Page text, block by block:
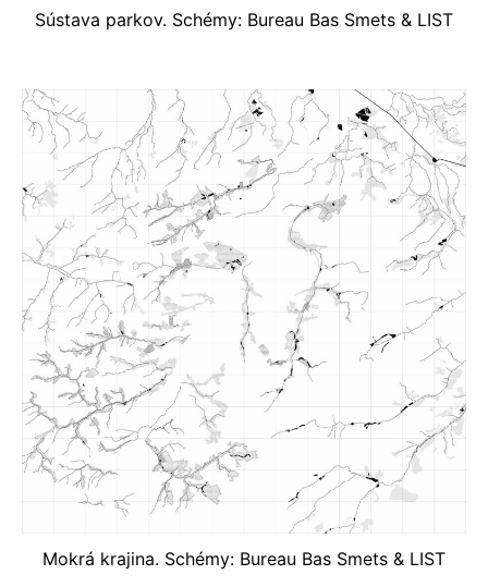
Sústava parkov. Schémy: Bureau Bas Smets & LIST
Mokrá krajina. Schémy: Bureau Bas Smets & LIST